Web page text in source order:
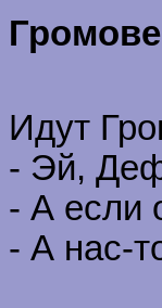
Идут
- Эй,
- А если
- А нас-